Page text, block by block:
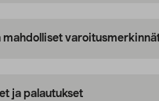
mahdolliset
ja palautukset